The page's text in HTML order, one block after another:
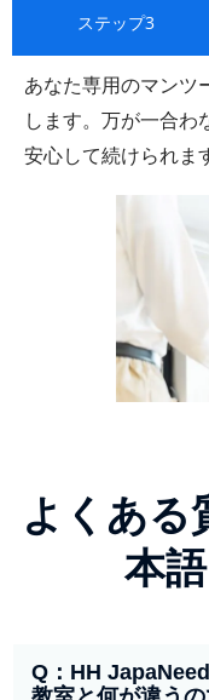
ステップ3
あなた専用のマンツ
します。万が一合わ
安心して続けられま
よくある
本
Q：HH